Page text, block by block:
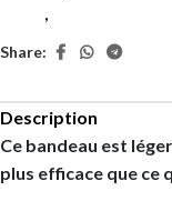
,
Share:
Description
Ce bandeau est
plus efficace que ce